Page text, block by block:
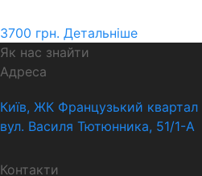
3700 грн. Детальніше
Як нас знайти
Адреса
Київ, ЖК Французький квартал
вул. Василя Тютюнника, 51/1-А
Контакти